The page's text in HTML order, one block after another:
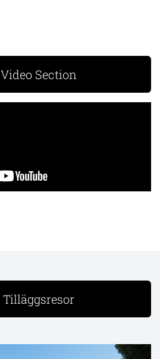
Video Section
Tilläggsresor